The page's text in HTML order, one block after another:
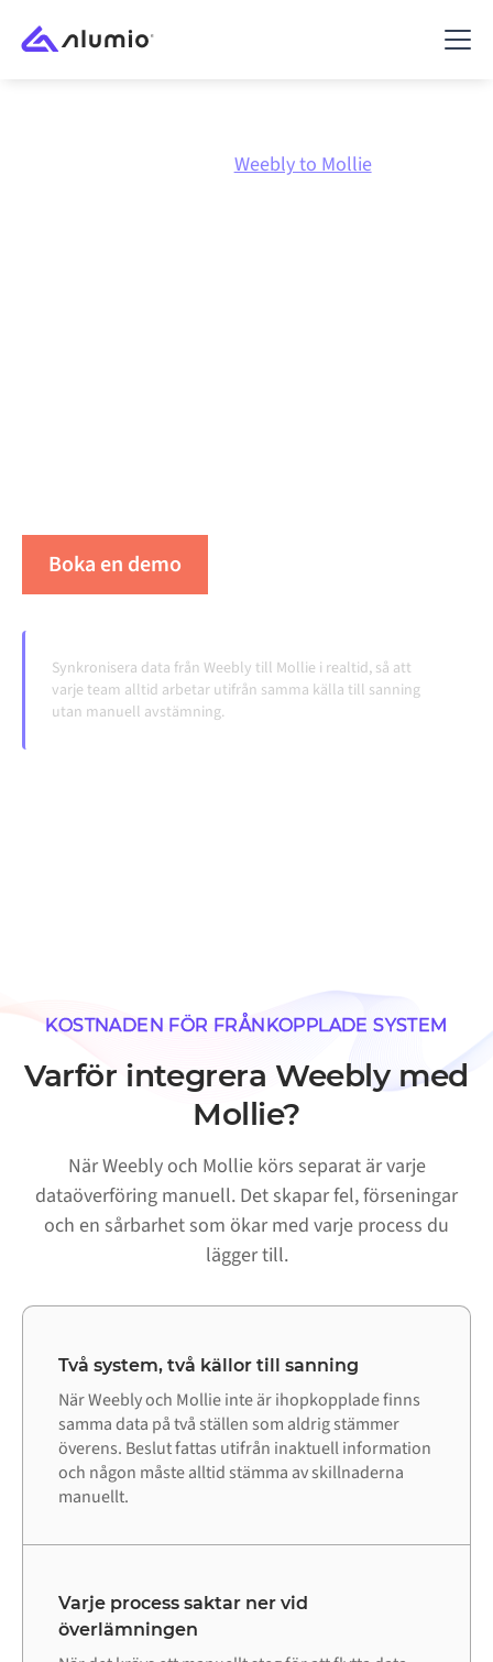
Weebly to Mollie
Boka en demo
Synkronisera data från Weebly till Mollie i realtid, så att
varje team alltid arbetar utifrån samma källa till sanning
utan manuell avstämning.
KOSTNADEN FÖR FRÅNKOPPLADE SYSTEM
Varför integrera Weebly med
Mollie?
När Weebly och Mollie körs separat är varje
dataöverföring manuell. Det skapar fel, förseningar
och en sårbarhet som ökar med varje process du
lägger till.
Två system, två källor till sanning
När Weebly och Mollie inte är ihopkopplade finns
samma data på två ställen som aldrig stämmer
överens. Beslut fattas utifrån inaktuell information
och någon måste alltid stämma av skillnaderna
manuellt.
Varje process saktar ner vid
överlämningen